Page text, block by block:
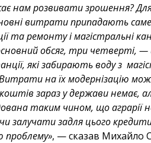
нам розвивати зрошення?
витрати припадають
та ремонту і магістральні
обсяг, три четверті, —
які забирають воду з
Витрати на їх модернізацію
зараз у держави немає,
таким чином, що
залучати задля цього
проблему», — сказав Михайло